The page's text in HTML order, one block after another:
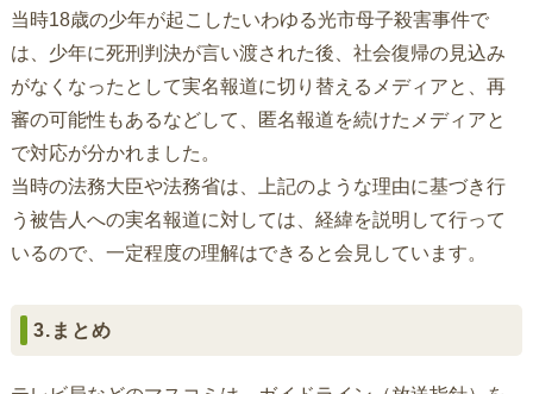
当時18歳の少年が起こしたいわゆる光市母子殺害事件で
は、少年に死刑判決が言い渡された後、社会復帰の見込み
がなくなったとして実名報道に切り替えるメディアと、再
審の可能性もあるなどして、匿名報道を続けたメディアと
で対応が分かれました。
当時の法務大臣や法務省は、上記のような理由に基づき行
う被告人への実名報道に対しては、経緯を説明して行って
いるので、一定程度の理解はできると会見しています。
3.まとめ